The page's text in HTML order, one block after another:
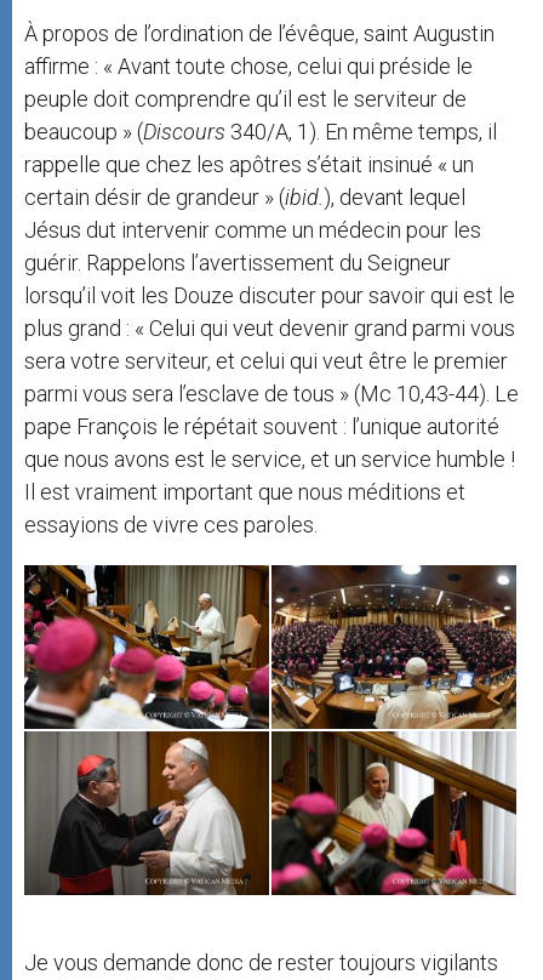
À propos de l’ordination de l’évêque, saint Augustin
affirme : « Avant toute chose, celui qui préside le
peuple doit comprendre qu’il est le serviteur de
beaucoup » (Discours 340/A, 1). En même temps, il
rappelle que chez les apôtres s’était insinué « un
certain désir de grandeur » (ibid.), devant lequel
Jésus dut intervenir comme un médecin pour les
guérir. Rappelons l’avertissement du Seigneur
lorsqu’il voit les Douze discuter pour savoir qui est le
plus grand : « Celui qui veut devenir grand parmi vous
sera votre serviteur, et celui qui veut être le premier
parmi vous sera l’esclave de tous » (Mc 10,43-44). Le
pape François le répétait souvent : l’unique autorité
que nous avons est le service, et un service humble !
Il est vraiment important que nous méditions et
essayions de vivre ces paroles.
Je vous demande donc de rester toujours vigilants